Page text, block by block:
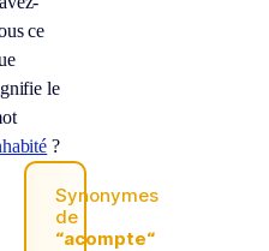
ce
le
?
Synonymes
de
“acompte“